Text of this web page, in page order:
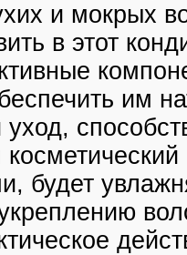
и мокрых
в этот
им
будет